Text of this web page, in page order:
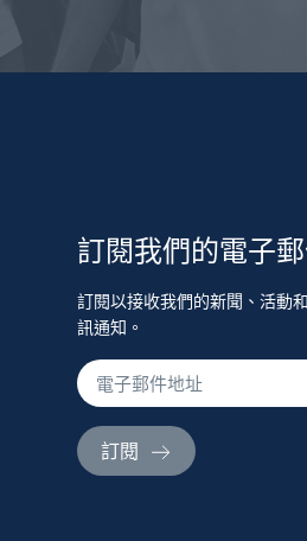
訂閱我們的電子
訂閱以接收我們的新聞、活動
訊通知。
訂閱